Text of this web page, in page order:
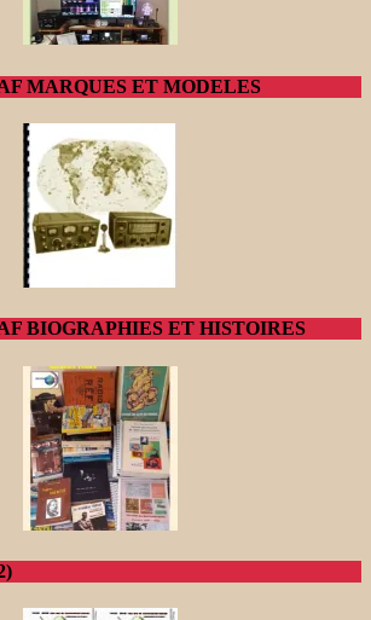
MARQUES ET MODELES
BIOGRAPHIES ET HISTOIRES